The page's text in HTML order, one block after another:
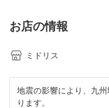
バー 4ポット 肥料
活力剤2種
お店の情報
ミドリス
地震の影響により、九
ります。